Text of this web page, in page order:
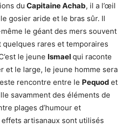
du Capitaine Achab, il a l’œil
gosier aride et le bras sûr. Il
le géant des mers souvent
rares et temporaires
le jeune Ismaelqui raconte
et le large, le jeune homme sera
rencontre entre le Pequod et
savamment des éléments de
plages d’humour et
artisanaux sont utilisés